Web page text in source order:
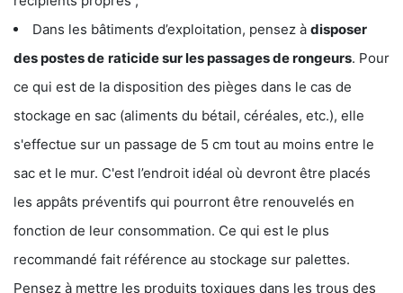
Dans les bâtiments d’exploitation, pensez à disposer
des postes de raticide sur les passages de rongeurs. Pour
ce qui est de la disposition des pièges dans le cas de
stockage en sac (aliments du bétail, céréales, etc.), elle
s'effectue sur un passage de 5 cm tout au moins entre le
sac et le mur. C'est l’endroit idéal où devront être placés
les appâts préventifs qui pourront être renouvelés en
fonction de leur consommation. Ce qui est le plus
recommandé fait référence au stockage sur palettes.
Pensez à mettre les produits toxiques dans les trous des